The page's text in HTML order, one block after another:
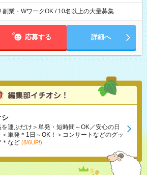
副業・WワークOK / 10名以上の大量募集
応募する 詳細へ
シ
を運ぶだけ＞単発・短時間～OK／安心の日
単発＊1日～OK！＞コンサートなどのグッ
＊など (8/6UP!)